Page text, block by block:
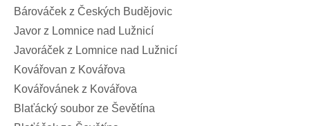
Bárováček z Českých Budějovic
Javor z Lomnice nad Lužnicí
Javoráček z Lomnice nad Lužnicí
Kovářovan z Kovářova
Kovářovánek z Kovářova
Blaťácký soubor ze Ševětína